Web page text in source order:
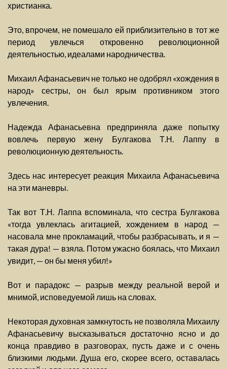
христианка.
Это, впрочем, не помешало ей приблизительно в тот же
период увлечься откровенно революционной
деятельностью, идеалами народничества.
Михаил Афанасьевич не только не одобрял «хождения в
народ» сестры, он был ярым противником этого
увлечения.
Надежда Афанасьевна предприняла даже попытку
вовлечь первую жену Булгакова Т.Н. Лаппу в
революционную деятельность.
Здесь нас интересует реакция Михаила Афанасьевича
на эти маневры.
Так вот Т.Н. Лаппа вспоминала, что сестра Булгакова
«тогда увлеклась агитацией, хождением в народ —
насовала мне прокламаций, чтобы разбрасывать, и я —
такая дура! — взяла. Потом ужасно боялась, что Михаил
увидит, — он бы меня убил!»
Вот и парадокс — разрыв между реальной верой и
мнимой, исповедуемой лишь на словах.
Некоторая духовная замкнутость не позволяла Михаилу
Афанасьевичу высказываться достаточно ясно и до
конца правдиво в разговорах, пусть даже и с очень
близкими людьми. Душа его, скорее всего, оставалась